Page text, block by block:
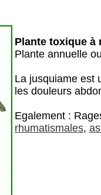
Plante toxique
Plante annuelle
La jusquiame est
les douleurs
Egalement :
rhumatismales,